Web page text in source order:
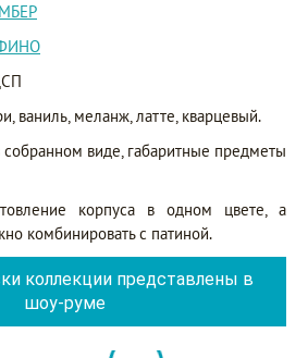
ваниль, меланж, латте, кварцевый.
собранном виде, габаритные предметы
корпуса в одном цвете, а
комбинировать с патиной.
коллекции представлены в
шоу-руме